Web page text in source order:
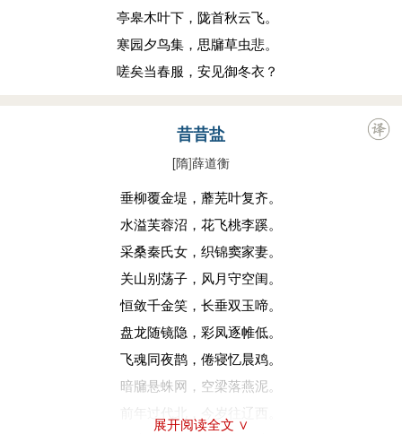
亭皋木叶下，陇首秋云飞。
寒园夕鸟集，思牖草虫悲。
嗟矣当春服，安见御冬衣？
昔昔盐
[隋]薛道衡
垂柳覆金堤，蘼芜叶复齐。
水溢芙蓉沼，花飞桃李蹊。
采桑秦氏女，织锦窦家妻。
关山别荡子，风月守空闺。
恒敛千金笑，长垂双玉啼。
盘龙随镜隐，彩凤逐帷低。
飞魂同夜鹊，倦寝忆晨鸡。
暗牖悬蛛网，空梁落燕泥。
前年过代北，今岁往辽西。
展开阅读全文 ∨